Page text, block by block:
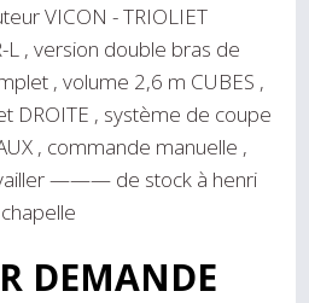
VICON - TRIOLIET
L , version double bras de
, volume 2,6 m CUBES ,
DROITE , système de coupe
, commande manuelle ,
——— de stock à henri
chapelle
DEMANDE